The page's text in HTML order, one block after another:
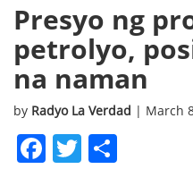
Presyo ng
petrolyo,
na naman
by Radyo La Verdad | March
Facebook
Twitter